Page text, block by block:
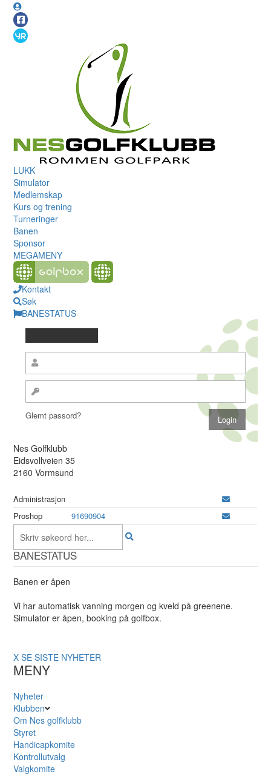
LUKK
Simulator
Medlemskap
Kurs og trening
Turneringer
Banen
Sponsor
MEGAMENY
Kontakt
Søk
BANESTATUS
Glemt passord?
Nes Golfklubb
Eidsvollveien 35
2160 Vormsund
Administrasjon
Proshop
91690904
BANESTATUS
Banen er åpen
Vi har automatisk vanning morgen og kveld på greenene.
Simulator er åpen, booking på golfbox.
X SE SISTE NYHETER
MENY
Nyheter
Klubben
Om Nes golfklubb
Styret
Handicapkomite
Kontrollutvalg
Valgkomite